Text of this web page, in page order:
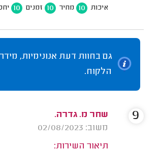
איכות 10 מחיר 10 זמנים 10
גם בחוות דעת אנונימיות,
הלקוח.
שחר מ. גדרה.
משוב: 02/08/2023
תיאור השירות:
9